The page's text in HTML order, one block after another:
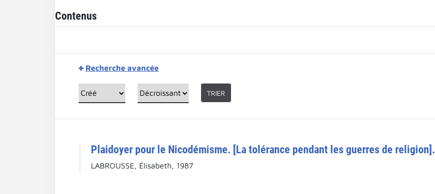
Contenus
Recherche avancée
TRIER
Plaidoyer pour le Nicodémisme. [La tolérance pendant les guerres de religion].
LABROUSSE, Élisabeth, 1987